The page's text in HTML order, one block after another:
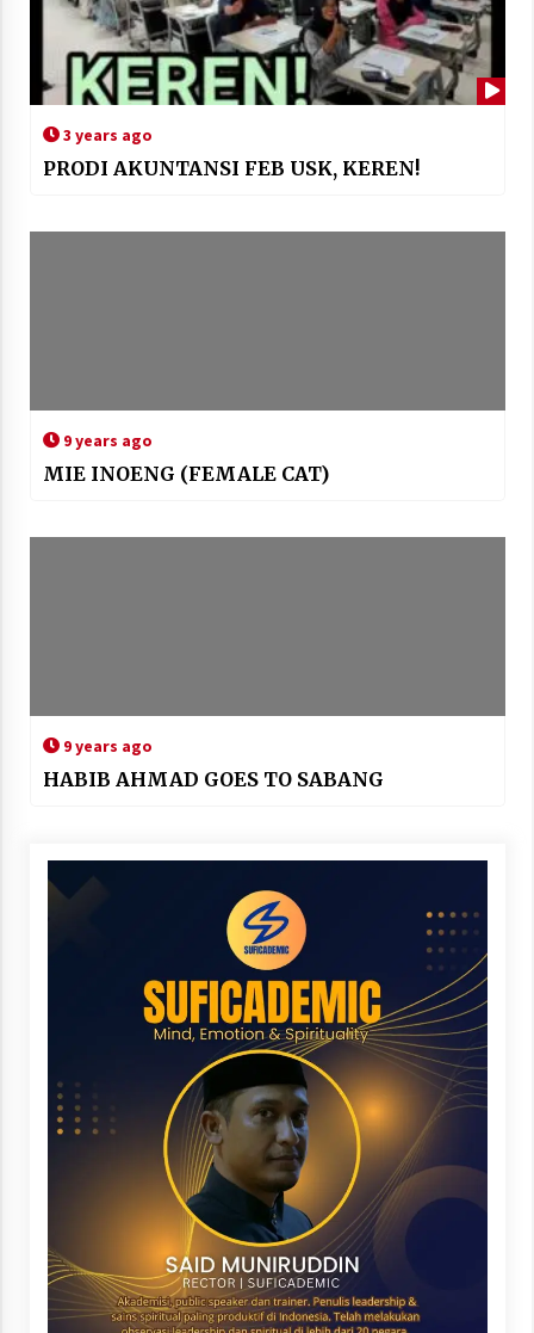
3 years ago
PRODI AKUNTANSI FEB USK, KEREN!
9 years ago
MIE INOENG (FEMALE CAT)
9 years ago
HABIB AHMAD GOES TO SABANG